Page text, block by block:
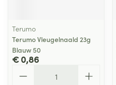
Terumo
Terumo Vleugelnaald 23g
Blauw 50
€ 0,86